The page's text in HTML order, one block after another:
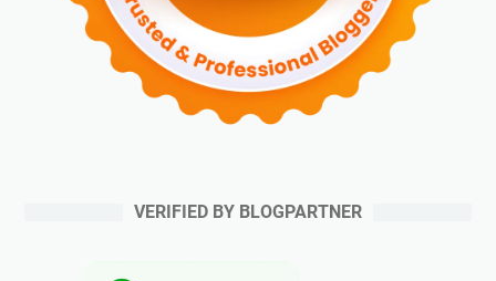
VERIFIED BY BLOGPARTNER